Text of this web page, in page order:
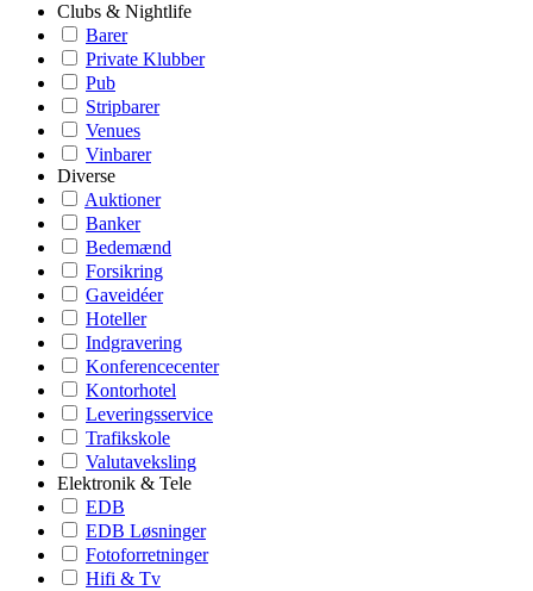
Clubs & Nightlife
Barer
Private Klubber
Pub
Stripbarer
Venues
Vinbarer
Diverse
Auktioner
Banker
Bedemænd
Forsikring
Gaveidéer
Hoteller
Indgravering
Konferencecenter
Kontorhotel
Leveringsservice
Trafikskole
Valutaveksling
Elektronik & Tele
EDB
EDB Løsninger
Fotoforretninger
Hifi & Tv